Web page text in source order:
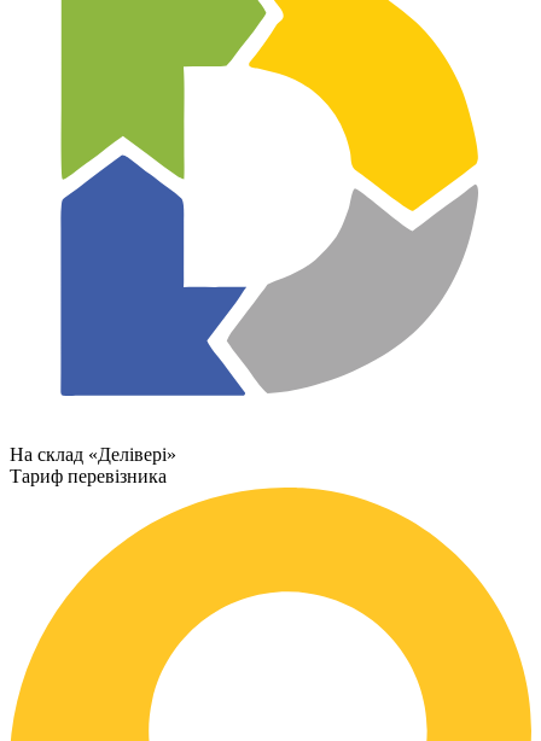
На склад «Делівері»
Тариф перевізника